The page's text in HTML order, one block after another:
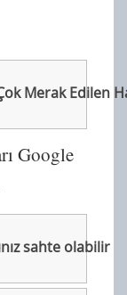
Haberleri (23 - 29
Google
sahte olabilir